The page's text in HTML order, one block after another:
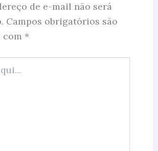
de e-mail não será
Campos obrigatórios são
com *